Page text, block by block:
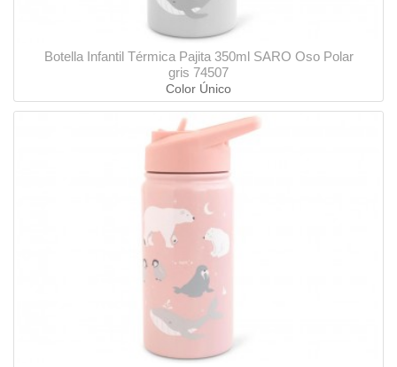
Botella Infantil Térmica Pajita 350ml SARO Oso Polar
gris 74507
Color Único